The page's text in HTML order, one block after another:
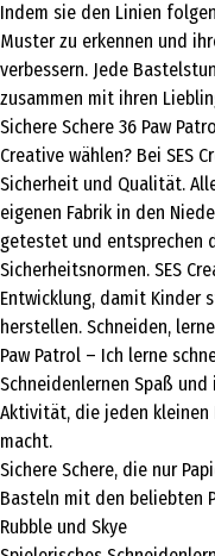
Indem sie den Linien
Muster zu erkennen und
verbessern. Jede
zusammen mit ihren
Sichere Schere 36 Paw
Creative wählen? Bei SES
Sicherheit und Qualität.
eigenen Fabrik in den
getestet und entsprechen
Sicherheitsnormen. SES
Entwicklung, damit Kinder
herstellen. Schneiden,
Paw Patrol – Ich lerne
Schneidenlernen Spaß
Aktivität, die jeden
macht.
Sichere Schere, die nur
Basteln mit den beliebten
Rubble und Skye